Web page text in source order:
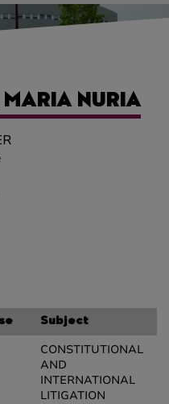
NURIA
Subject
CONSTITUTIONAL
AND
INTERNATIONAL
LITIGATION